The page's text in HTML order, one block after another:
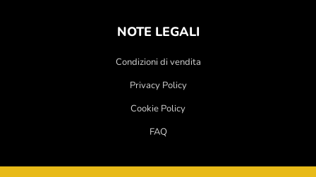
NOTE LEGALI
Condizioni di vendita
Privacy Policy
Cookie Policy
FAQ